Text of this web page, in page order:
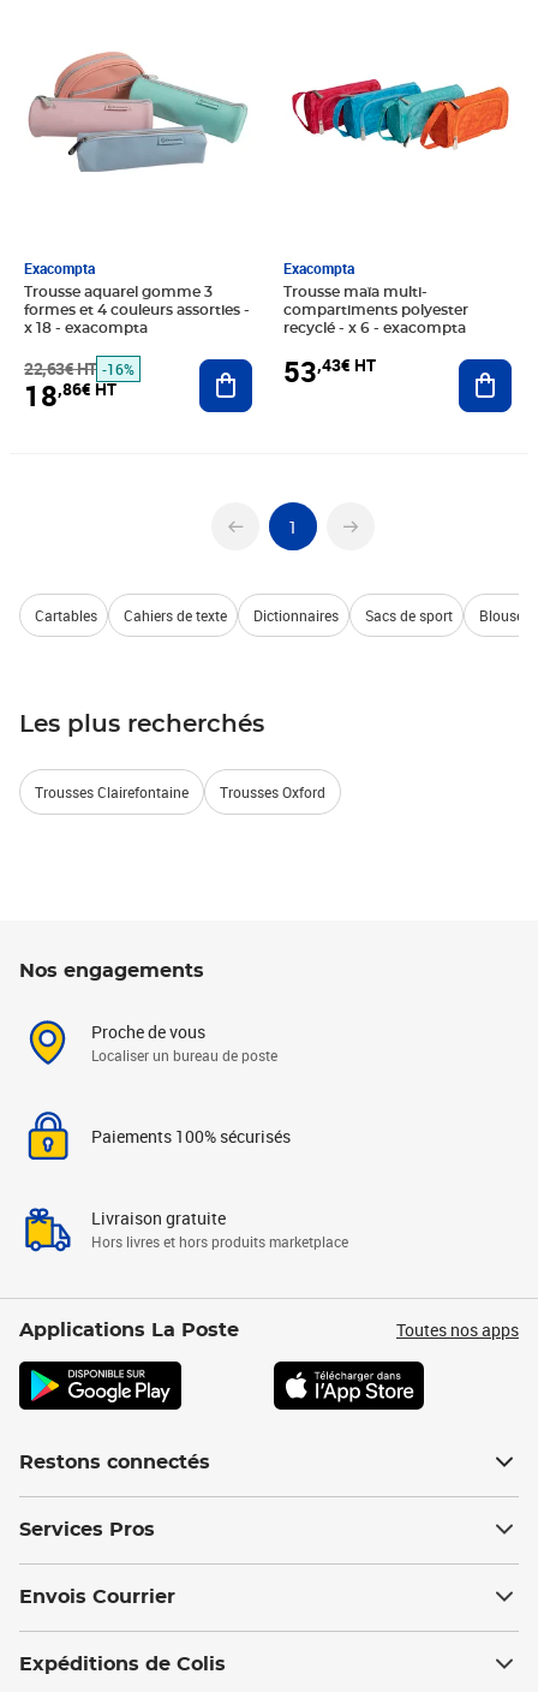
Exacompta
Trousse aquarel gomme 3
formes et 4 couleurs assorties -
x 18 - exacompta
22,63€ HT -16%
18,86€ HT
Ajouter au panier
Exacompta
Trousse maïa multi-
compartiments polyester
recyclé - x 6 - exacompta
53,43€ HT
1
Cartables Cahiers de texte Dictionnaires Sacs de sport Blouse
Les plus recherchés
Trousses Clairefontaine Trousses Oxford
Nos engagements
Proche de vous
Localiser un bureau de poste
Paiements 100% sécurisés
Livraison gratuite
Hors livres et hors produits marketplace
Applications La Poste Toutes nos apps
Restons connectés
Services Pros
Envois Courrier
Expéditions de Colis